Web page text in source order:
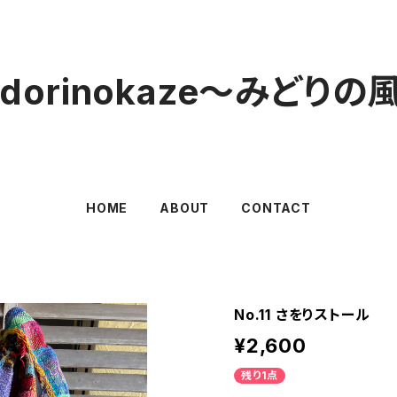
〜みどりの
HOME ABOUT CONTACT
No.11 さをりストール
¥2,600
残り1点